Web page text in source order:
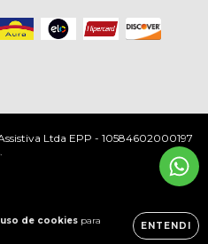
de cookies para
ENTENDI
Ltda EPP - 10584602000197